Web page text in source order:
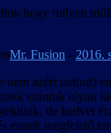
hogy milyen
Mr. Fusion - 2016.
nem azért tart(ott)
szántuk olyan
de kedvet
ennek megfelelő